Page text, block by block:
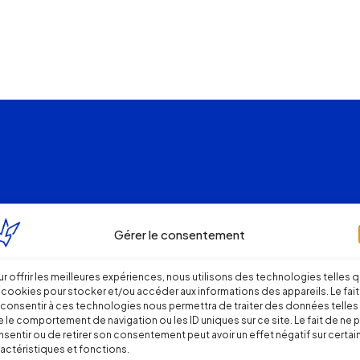
Gérer le consentement
offrir les meilleures expériences, nous utilisons des technologies telles
cookies pour stocker et/ou accéder aux informations des appareils. Le fait
à ces technologies nous permettra de traiter des données telles
le comportement de navigation ou les ID uniques sur ce site. Le fait de ne
ou de retirer son consentement peut avoir un effet négatif sur
et fonctions.